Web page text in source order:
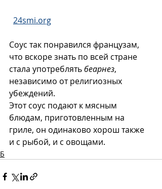
24smi.org
Соус так понравился французам,
что вскоре знать по всей стране
стала употреблять беарнез,
независимо от религиозных
убеждений.
Этот соус подают к мясным
блюдам, приготовленным на
гриле, он одинаково хорош также
и с рыбой, и с овощами.
Б